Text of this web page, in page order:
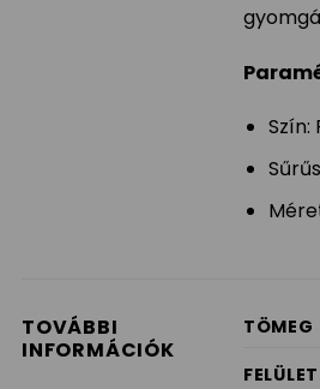
Szín:
TOVÁBBI
INFORMÁCIÓK
TÖMEG